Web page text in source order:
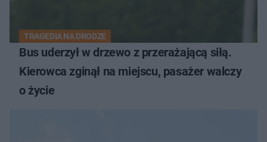
TRAGEDIA NA DRODZE
Bus uderzył w drzewo z przerażającą siłą.
Kierowca zginął na miejscu, pasażer walczy
o życie